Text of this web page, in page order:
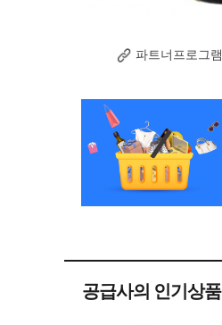
파트너프로그램
공급사의 인기상품